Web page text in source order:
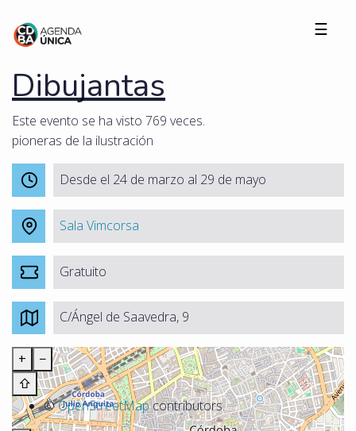
☰
Dibujantas
Este evento se ha visto 769 veces.
pioneras de la ilustración
Desde el 24 de marzo al 29 de mayo
Sala Vimcorsa
Gratuito
C/Ángel de Saavedra, 9
+
−
⇧
©OpenStreetMapcontributors.